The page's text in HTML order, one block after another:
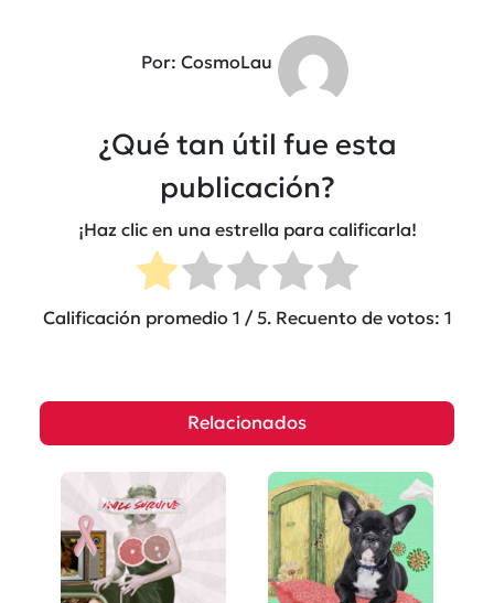
Por: CosmoLau
¿Qué tan útil fue esta
publicación?
¡Haz clic en una estrella para calificarla!
Calificación promedio 1 / 5. Recuento de votos: 1
Relacionados